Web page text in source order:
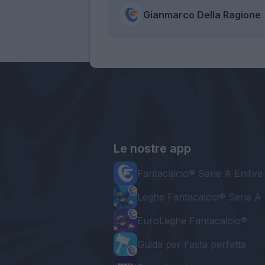
Gianmarco Della Ragione
Le nostre app
Fantacalcio® Serie A Enilive
Leghe Fantacalcio® Serie A
EuroLeghe Fantacalcio®
Guida per l'asta perfetta